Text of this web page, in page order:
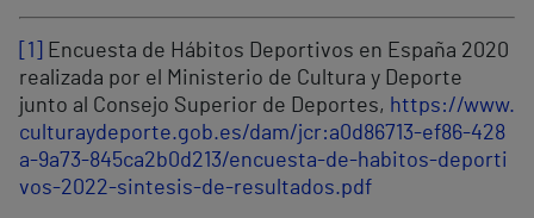
[1]
Encuesta de Hábitos Deportivos en España 2020
realizada por el Ministerio de Cultura y Deporte
junto al Consejo Superior de Deportes, https://www.
culturaydeporte.gob.es/dam/jcr:a0d86713-ef86-428
a-9a73-845ca2b0d213/encuesta-de-habitos-deporti
vos-2022-sintesis-de-resultados.pdf